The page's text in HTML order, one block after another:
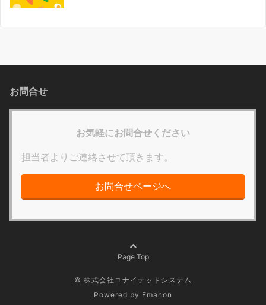
お問合せ
お気軽にお問合せください
担当者よりご連絡させて頂きます。
お問合せページへ
Page Top
© 株式会社ユナイテッドシステム
Powered by Emanon